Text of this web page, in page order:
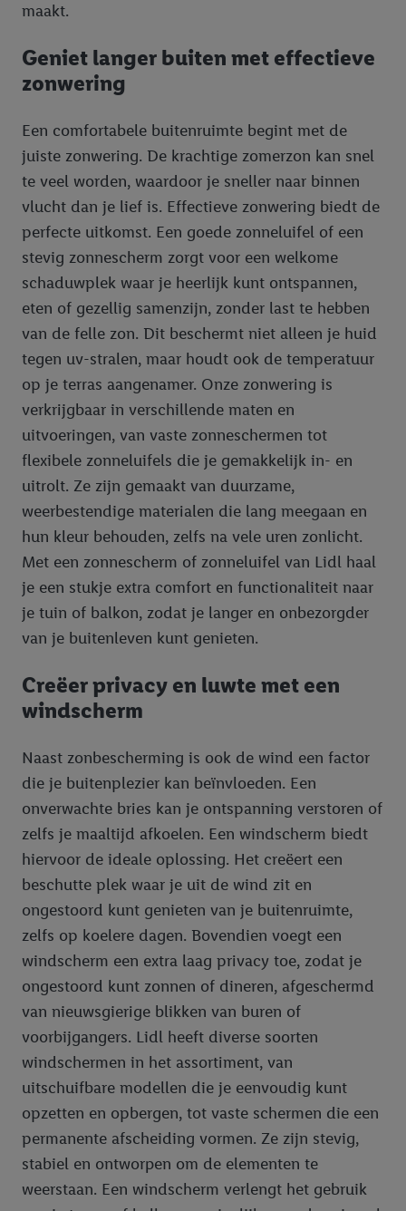
maakt.
Geniet langer buiten met effectieve
zonwering
Een comfortabele buitenruimte begint met de
juiste zonwering. De krachtige zomerzon kan snel
te veel worden, waardoor je sneller naar binnen
vlucht dan je lief is. Effectieve zonwering biedt de
perfecte uitkomst. Een goede zonneluifel of een
stevig zonnescherm zorgt voor een welkome
schaduwplek waar je heerlijk kunt ontspannen,
eten of gezellig samenzijn, zonder last te hebben
van de felle zon. Dit beschermt niet alleen je huid
tegen uv-stralen, maar houdt ook de temperatuur
op je terras aangenamer. Onze zonwering is
verkrijgbaar in verschillende maten en
uitvoeringen, van vaste zonneschermen tot
flexibele zonneluifels die je gemakkelijk in- en
uitrolt. Ze zijn gemaakt van duurzame,
weerbestendige materialen die lang meegaan en
hun kleur behouden, zelfs na vele uren zonlicht.
Met een zonnescherm of zonneluifel van Lidl haal
je een stukje extra comfort en functionaliteit naar
je tuin of balkon, zodat je langer en onbezorgder
van je buitenleven kunt genieten.
Creëer privacy en luwte met een
windscherm
Naast zonbescherming is ook de wind een factor
die je buitenplezier kan beïnvloeden. Een
onverwachte bries kan je ontspanning verstoren of
zelfs je maaltijd afkoelen. Een windscherm biedt
hiervoor de ideale oplossing. Het creëert een
beschutte plek waar je uit de wind zit en
ongestoord kunt genieten van je buitenruimte,
zelfs op koelere dagen. Bovendien voegt een
windscherm een extra laag privacy toe, zodat je
ongestoord kunt zonnen of dineren, afgeschermd
van nieuwsgierige blikken van buren of
voorbijgangers. Lidl heeft diverse soorten
windschermen in het assortiment, van
uitschuifbare modellen die je eenvoudig kunt
opzetten en opbergen, tot vaste schermen die een
permanente afscheiding vormen. Ze zijn stevig,
stabiel en ontworpen om de elementen te
weerstaan. Een windscherm verlengt het gebruik